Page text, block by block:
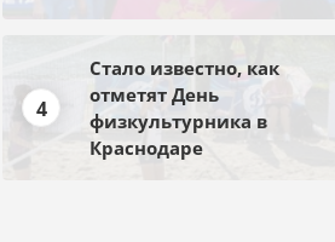
4
Стало известно, как
отметят День
физкультурника в
Краснодаре